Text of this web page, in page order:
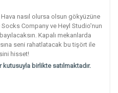
nasıl olursa olsun gökyüzüne
Company ve Heyl Studio'nun
Kapalı mekanlarda
seni rahatlatacak bu tişört ile
hisset!
birlikte satılmaktadır.